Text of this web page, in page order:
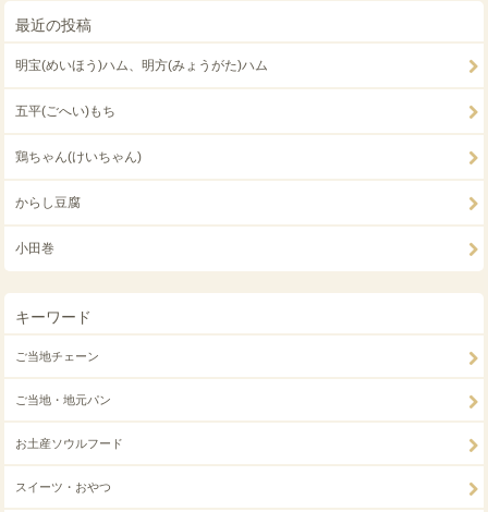
最近の投稿
明宝(めいほう)ハム、明方(みょうがた)ハム
五平(ごへい)もち
鶏ちゃん(けいちゃん)
からし豆腐
小田巻
キーワード
ご当地チェーン
ご当地・地元パン
お土産ソウルフード
スイーツ・おやつ